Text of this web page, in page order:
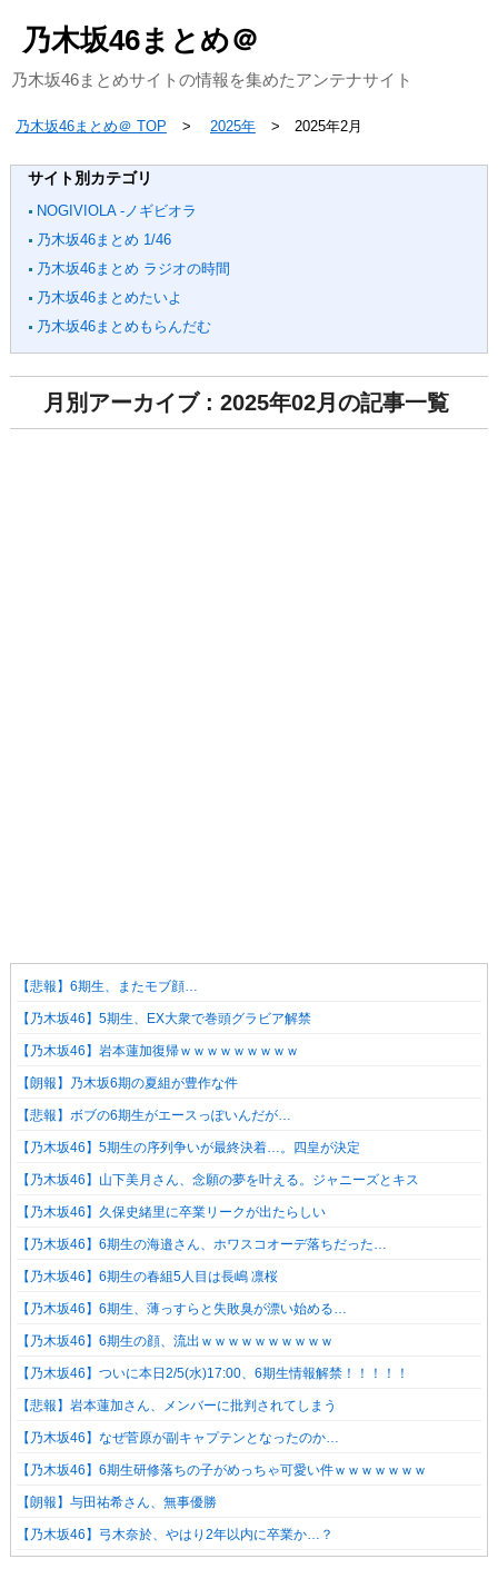
乃木坂46まとめ＠
乃木坂46まとめサイトの情報を集めたアンテナサイト
乃木坂46まとめ＠ TOP 2025年 2025年2月
サイト別カテゴリ
NOGIVIOLA -ノギビオラ
乃木坂46まとめ 1/46
乃木坂46まとめ ラジオの時間
乃木坂46まとめたいよ
乃木坂46まとめもらんだむ
月別アーカイブ : 2025年02月の記事一覧
【悲報】6期生、またモブ顔…
【乃木坂46】5期生、EX大衆で巻頭グラビア解禁
【乃木坂46】岩本蓮加復帰ｗｗｗｗｗｗｗｗｗ
【朗報】乃木坂6期の夏組が豊作な件
【悲報】ボブの6期生がエースっぽいんだが…
【乃木坂46】5期生の序列争いが最終決着…。四皇が決定
【乃木坂46】山下美月さん、念願の夢を叶える。ジャニーズとキス
【乃木坂46】久保史緒里に卒業リークが出たらしい
【乃木坂46】6期生の海邉さん、ホワスコオーデ落ちだった…
【乃木坂46】6期生の春組5人目は長嶋 凛桜
【乃木坂46】6期生、薄っすらと失敗臭が漂い始める…
【乃木坂46】6期生の顔、流出ｗｗｗｗｗｗｗｗｗｗ
【乃木坂46】ついに本日2/5(水)17:00、6期生情報解禁！！！！！
【悲報】岩本蓮加さん、メンバーに批判されてしまう
【乃木坂46】なぜ菅原が副キャプテンとなったのか…
【乃木坂46】6期生研修落ちの子がめっちゃ可愛い件ｗｗｗｗｗｗｗ
【朗報】与田祐希さん、無事優勝
【乃木坂46】弓木奈於、やはり2年以内に卒業か…？